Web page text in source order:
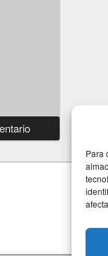
Para